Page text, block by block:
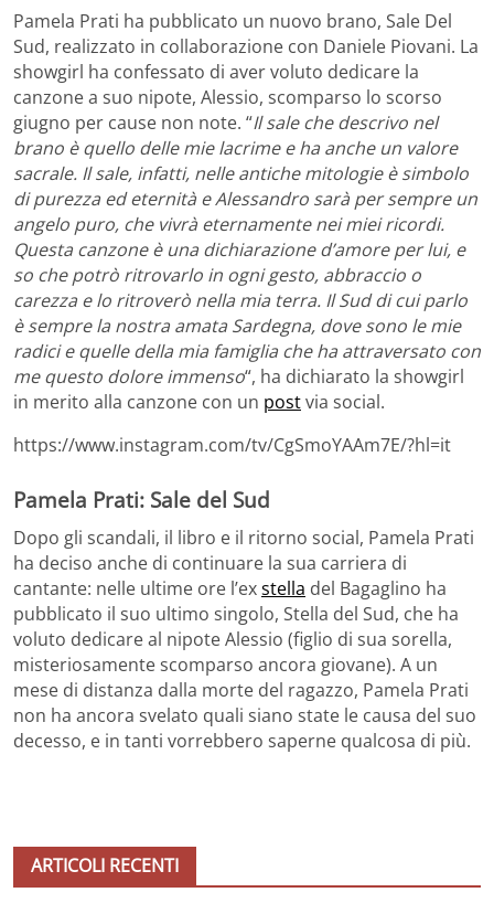
Pamela Prati ha pubblicato un nuovo brano, Sale Del
Sud, realizzato in collaborazione con Daniele Piovani. La
showgirl ha confessato di aver voluto dedicare la
canzone a suo nipote, Alessio, scomparso lo scorso
giugno per cause non note. “Il sale che descrivo nel
brano è quello delle mie lacrime e ha anche un valore
sacrale. Il sale, infatti, nelle antiche mitologie è simbolo
di purezza ed eternità e Alessandro sarà per sempre un
angelo puro, che vivrà eternamente nei miei ricordi.
Questa canzone è una dichiarazione d’amore per lui, e
so che potrò ritrovarlo in ogni gesto, abbraccio o
carezza e lo ritroverò nella mia terra. Il Sud di cui parlo
è sempre la nostra amata Sardegna, dove sono le mie
radici e quelle della mia famiglia che ha attraversato con
me questo dolore immenso“, ha dichiarato la showgirl
in merito alla canzone con un postvia social.
https://www.instagram.com/tv/CgSmoYAAm7E/?hl=it
Pamela Prati: Sale del Sud
Dopo gli scandali, il libro e il ritorno social, Pamela Prati
ha deciso anche di continuare la sua carriera di
cantante: nelle ultime ore l’exstella del Bagaglino ha
pubblicato il suo ultimo singolo, Stella del Sud, che ha
voluto dedicare al nipote Alessio (figlio di sua sorella,
misteriosamente scomparso ancora giovane). A un
mese di distanza dalla morte del ragazzo, Pamela Prati
non ha ancora svelato quali siano state le causa del suo
decesso, e in tanti vorrebbero saperne qualcosa di più.
ARTICOLI RECENTI